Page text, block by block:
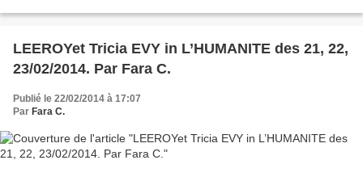
LEEROYet Tricia EVY in L’HUMANITE des 21, 22,
23/02/2014. Par Fara C.
Publié le 22/02/2014 à 17:07
Par Fara C.